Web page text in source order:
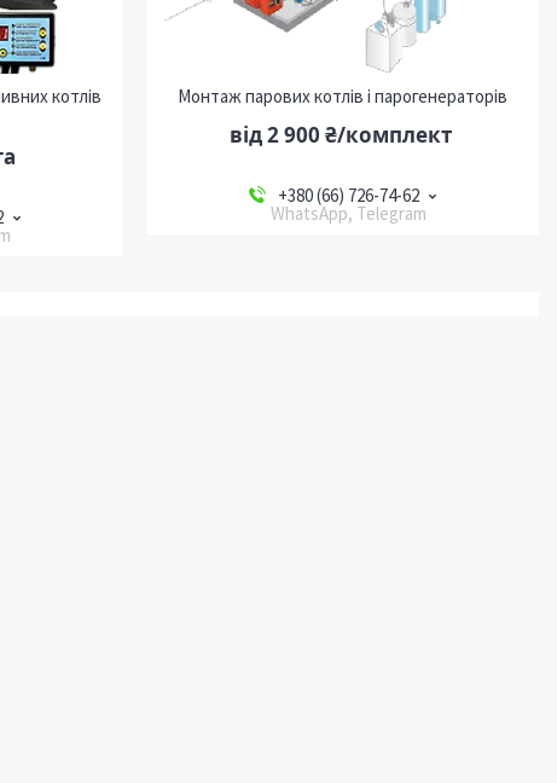
котлів
Монтаж парових котлів і парогенераторів
від 2 900 ₴/комплект
+380 (66) 726-74-62
WhatsApp, Telegram